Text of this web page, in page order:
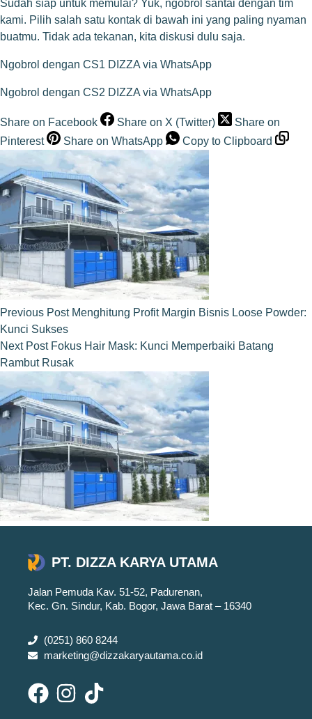
Sudah siap untuk memulai? Yuk, ngobrol santai dengan tim
kami. Pilih salah satu kontak di bawah ini yang paling nyaman
buatmu. Tidak ada tekanan, kita diskusi dulu saja.
Ngobrol dengan CS1 DIZZA via WhatsApp
Ngobrol dengan CS2 DIZZA via WhatsApp
Share on Facebook Share on X (Twitter)
Share on
Pinterest
Share on WhatsApp Copy to Clipboard
Previous Post Menghitung Profit Margin Bisnis Loose Powder:
Kunci Sukses
Next Post Fokus Hair Mask: Kunci Memperbaiki Batang
Rambut Rusak
PT. DIZZA KARYA UTAMA
Jalan Pemuda Kav. 51-52, Padurenan,
Kec. Gn. Sindur, Kab. Bogor, Jawa Barat – 16340
(0251) 860 8244
marketing@dizzakaryautama.co.id